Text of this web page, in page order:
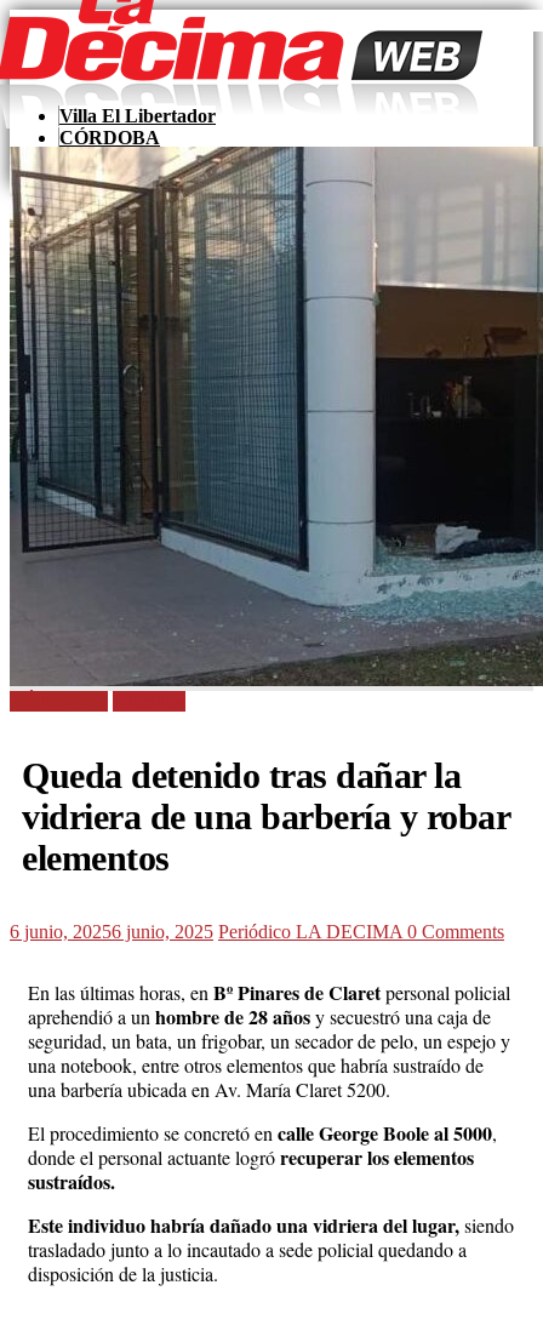
Skip
content
LaDecima
Villa El Libertador
CÓRDOBA
PAÍS
MUNDO
Zona Sur
Queda detenido tras dañar la
vidriera de una barbería y robar
elementos
6 junio, 20256 junio, 2025 Periódico LA DECIMA 0 Comments
En las últimas horas, en Bº Pinares de Claretpersonal policial
aprehendió a un hombre de 28 añosy secuestró una caja de
seguridad, un bata, un frigobar, un secador de pelo, un espejo y
una notebook, entre otros elementos que habría sustraído de
una barbería ubicada en Av. María Claret 5200.
El procedimiento se concretó en calle George Boole al 5000,
donde el personal actuante logrórecuperar los elementos
sustraídos.
Este individuo habría dañado una vidriera del lugar,siendo
trasladado junto a lo incautado a sede policial quedando a
disposición de la justicia.